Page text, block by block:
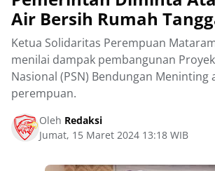
Air Bersih Rumah
Ketua Solidaritas Perempuan
menilai dampak pembangunan
Nasional (PSN) Bendungan Meninting
perempuan.
Oleh Redaksi
Jumat, 15 Maret 2024 13:18 WIB